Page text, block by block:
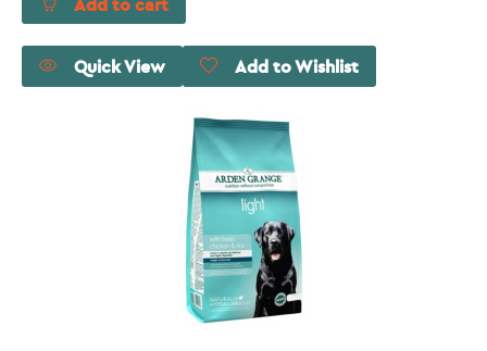
Add to cart
Quick View Add to Wishlist